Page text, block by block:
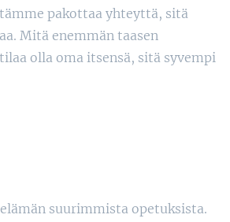
pakottaa yhteyttä, sitä
Mitä enemmän taasen
olla oma itsensä, sitä syvempi
suurimmista opetuksista.